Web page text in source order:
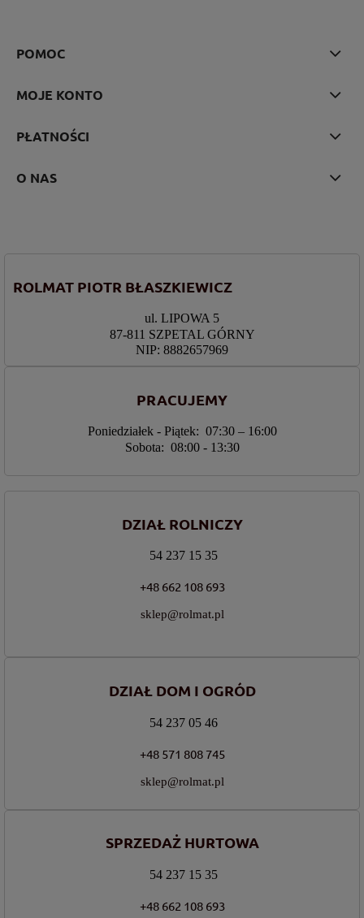
POMOC
MOJE KONTO
PŁATNOŚCI
O NAS
ROLMAT PIOTR BŁASZKIEWICZ
ul. LIPOWA 5
87-811 SZPETAL GÓRNY
NIP: 8882657969
PRACUJEMY
Poniedziałek - Piątek: 07:30 – 16:00
Sobota: 08:00 - 13:30
DZIAŁ ROLNICZY
54 237 15 35
+48 662 108 693
sklep@rolmat.pl
DZIAŁ DOM I OGRÓD
54 237 05 46
+48 571 808 745
sklep@rolmat.pl
SPRZEDAŻ HURTOWA
54 237 15 35
+48 662 108 693